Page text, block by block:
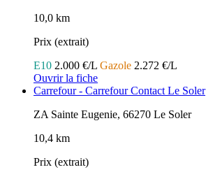
10,0 km
Prix (extrait)
E10 2.000 €/L Gazole 2.272 €/L
Ouvrir la fiche
Carrefour - Carrefour Contact Le Soler
ZA Sainte Eugenie, 66270 Le Soler
10,4 km
Prix (extrait)